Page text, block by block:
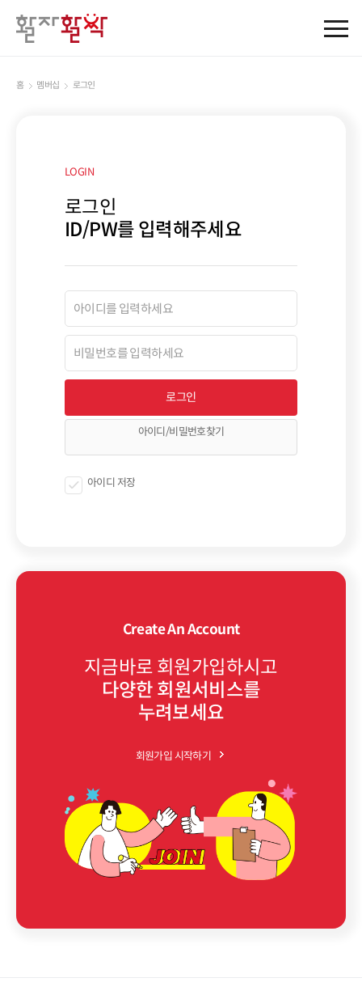
홈 멤버십 로그인
LOGIN
로그인
ID/PW를 입력해주세요
아이디/비밀번호찾기
아이디 저장
Create An Account
지금바로 회원가입하시고
다양한 회원서비스를
누려보세요
회원가입 시작하기